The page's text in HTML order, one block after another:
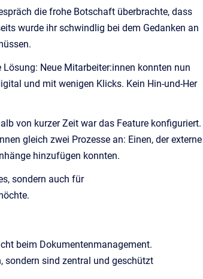
die frohe Botschaft überbrachte, dass
wurde ihr schwindlig bei dem Gedanken an
Neue Mitarbeiter:innen konnten nun
und mit wenigen Klicks. Kein Hin-und-Her
von kurzer Zeit war das Feature konfiguriert.
gleich zwei Prozesse an: Einen, der externe
hinzufügen konnten.
sondern auch für
beim Dokumentenmanagement.
sondern sind zentral und geschützt